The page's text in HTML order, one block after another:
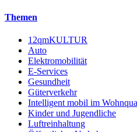
Themen
12qmKULTUR
Auto
Elektromobilität
E-Services
Gesundheit
Güterverkehr
Intelligent mobil im
Kinder und Jugendliche
Luftreinhaltung